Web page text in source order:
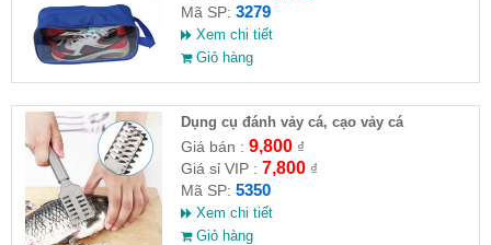
Mã SP: 3279
Xem chi tiết
Giỏ hàng
Dụng cụ đánh vảy cá, cạo vảy cá
Giá bán : 9,800₫
Giá sỉ VIP : 7,800₫
Mã SP: 5350
Xem chi tiết
Giỏ hàng